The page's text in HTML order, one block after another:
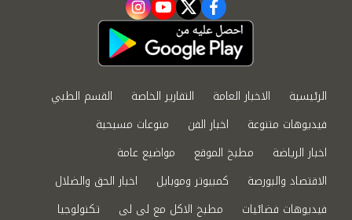
facebook
twitter
youtube
instagram
الرئيسية الاخبار العامة التقارير الخاصة
القسم الطبي
فيديوهات متنوعة
اخبار الفن
منوعات مسيحية
اخبار الرياضة
مطبخ الموقع
مواضيع عامة
الاقتصاد والبورصة
كمبيوتر وموبايل
اخبار الحق والضلال
فيديوهات فضائيات
مطبخ الاكل مع لى لى تكنولوجيا